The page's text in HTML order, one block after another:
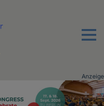
Menu
Anzeige